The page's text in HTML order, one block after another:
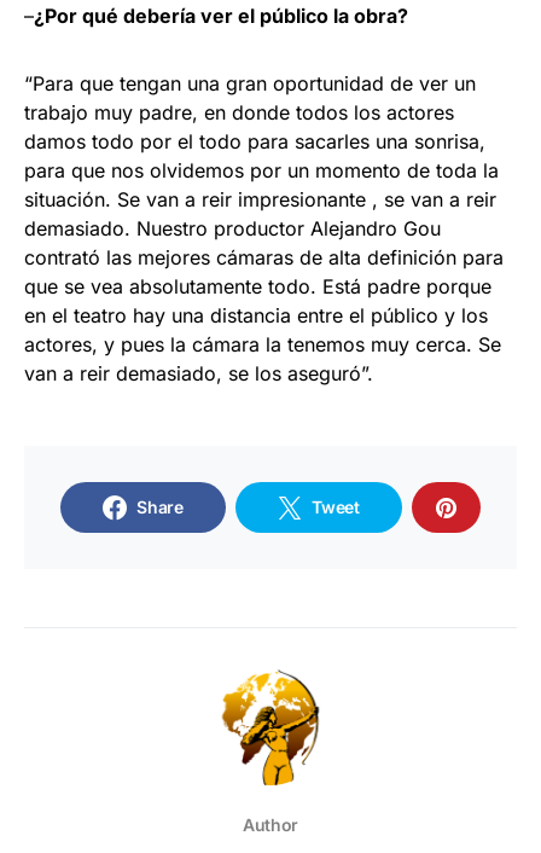
–¿Por qué debería ver el público la obra?
“Para que tengan una gran oportunidad de ver un
trabajo muy padre, en donde todos los actores
damos todo por el todo para sacarles una sonrisa,
para que nos olvidemos por un momento de toda la
situación. Se van a reir impresionante , se van a reir
demasiado. Nuestro productor Alejandro Gou
contrató las mejores cámaras de alta definición para
que se vea absolutamente todo. Está padre porque
en el teatro hay una distancia entre el público y los
actores, y pues la cámara la tenemos muy cerca. Se
van a reir demasiado, se los aseguró”.
Share Tweet
Author